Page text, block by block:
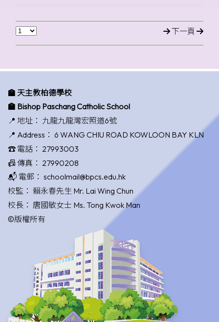
下一頁
🏫 天主教柏德學校
🏫 Bishop Paschang Catholic School
📍 地址： 九龍九龍灣宏照道6號
📍 Address： 6 WANG CHIU ROAD KOWLOON BAY KLN
☎️ 電話： 27993003
📠 傳真： 27990208
📬 電郵： schoolmail@bpcs.edu.hk
校監： 賴永春先生 Mr. Lai Wing Chun
校長： 唐國敏女士 Ms. Tong Kwok Man
©版權所有